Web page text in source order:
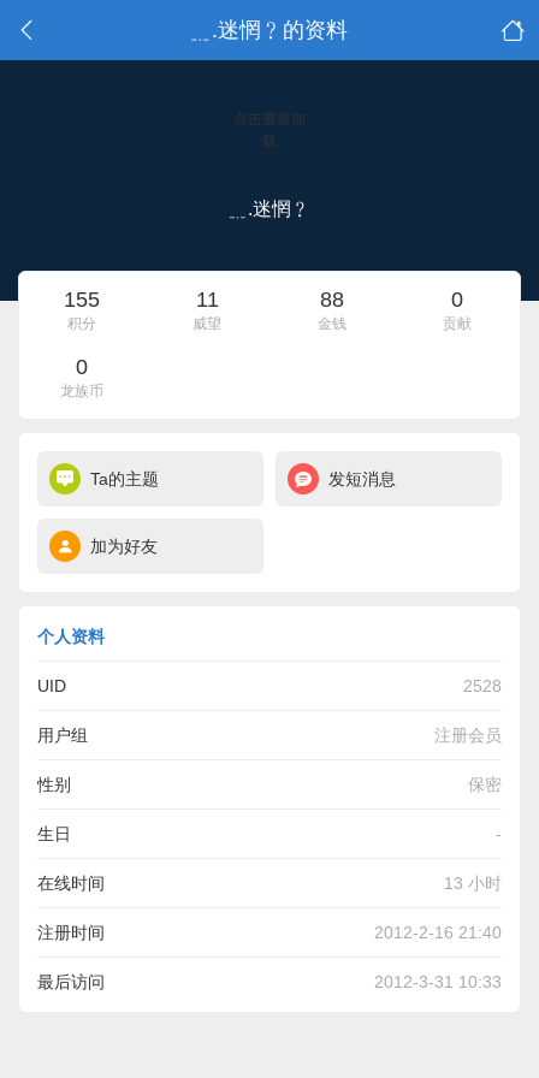
﹎.迷惘﹖的资料
点击重新加
载
﹎.迷惘﹖
155
积分
11
威望
88
金钱
0
贡献
0
龙族币
Ta的主题 发短消息
加为好友
个人资料
UID 2528
用户组 注册会员
性别 保密
生日 -
在线时间 13 小时
注册时间 2012-2-16 21:40
最后访问 2012-3-31 10:33